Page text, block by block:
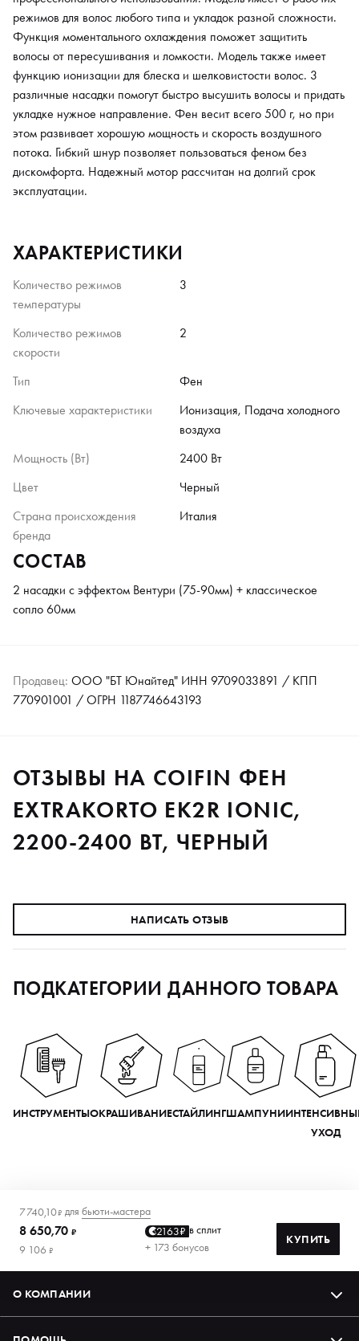
режимов для волос любого типа и укладок разной сложности.
Функция моментального охлаждения поможет защитить
волосы от пересушивания и ломкости. Модель также имеет
функцию ионизации для блеска и шелковистости волос. 3
различные насадки помогут быстро высушить волосы и придать
укладке нужное направление. Фен весит всего 500 г, но при
этом развивает хорошую мощность и скорость воздушного
потока. Гибкий шнур позволяет пользоваться феном без
дискомфорта. Надежный мотор рассчитан на долгий срок
эксплуатации.
ХАРАКТЕРИСТИКИ
Количество режимов
температуры
3
Количество режимов
скорости
2
Тип
Фен
Ключевые характеристики
Ионизация, Подача холодного
воздуха
Мощность (Вт)
2400 Вт
Цвет
Черный
Страна происхождения
бренда
Италия
СОСТАВ
2 насадки с эффектом Вентури (75-90мм) + классическое
сопло 60мм
Продавец: ООО "БТ Юнайтед" ИНН 9709033891 / КПП
770901001 / ОГРН 1187746643193
ОТЗЫВЫ НА COIFIN ФЕН
EXTRAKORTO EK2R IONIC,
2200-2400 ВТ, ЧЕРНЫЙ
НАПИСАТЬ ОТЗЫВ
ПОДКАТЕГОРИИ ДАННОГО ТОВАРА
ИНСТРУМЕНТЫОКРАШИВАНИЕСТАЙЛИНГШАМПУНИ
УХОД
7 740,10₽ для бьюти-мастера
8 650,70 ₽
9 106 ₽
2163₽ в сплит
+ 173 бонусов
КУПИТЬ
О КОМПАНИИ